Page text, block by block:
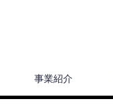
事業紹介